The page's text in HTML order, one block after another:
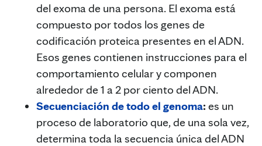
del exoma de una persona. El exoma está
compuesto por todos los genes de
codificación proteica presentes en el ADN.
Esos genes contienen instrucciones para el
comportamiento celular y componen
alrededor de 1 a 2 por ciento del ADN.
Secuenciación de todo el genoma:es un
proceso de laboratorio que, de una sola vez,
determina toda la secuencia única del ADN